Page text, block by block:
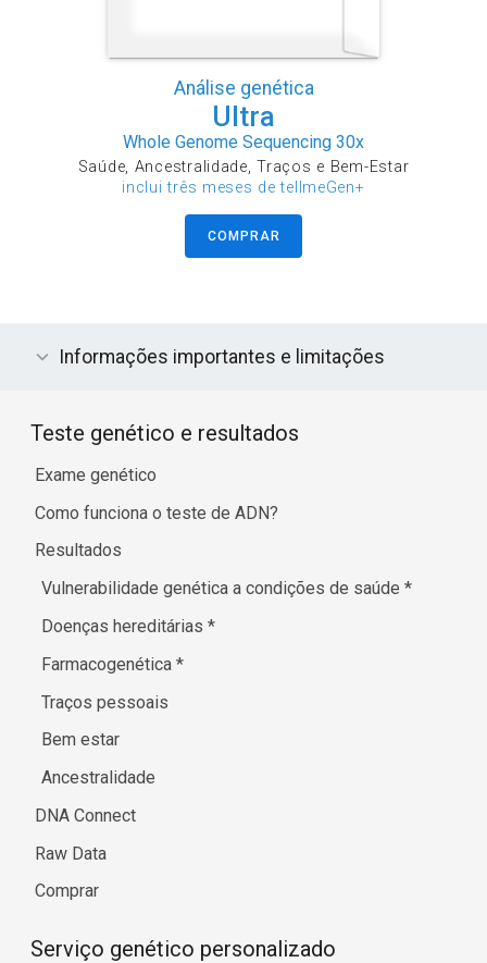
Análise genética
Ultra
Whole Genome Sequencing 30x
Saúde, Ancestralidade, Traços e Bem-Estar
inclui três meses de tellmeGen+
COMPRAR
Informações importantes e limitações
Teste genético e resultados
Exame genético
Como funciona o teste de ADN?
Resultados
Vulnerabilidade genética a condições de saúde*
Doenças hereditárias*
Farmacogenética*
Traços pessoais
Bem estar
Ancestralidade
DNA Connect
Raw Data
Comprar
Serviço genético personalizado